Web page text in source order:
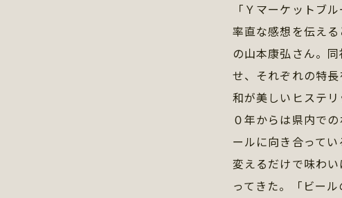
「Ｙマーケットブ
率直な感想を伝え
の山本康弘さん。
せ、それぞれの特
和が美しいヒステ
０年からは県内で
ールに向き合って
変えるだけで味わ
ってきた。「ビー